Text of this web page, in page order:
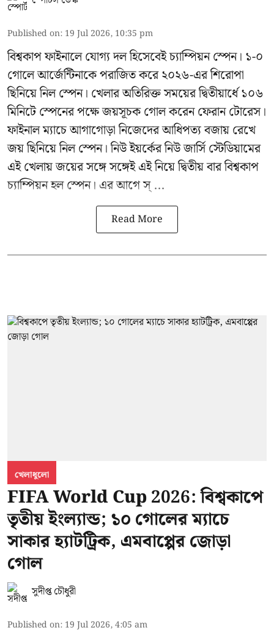
Published on: 19 Jul 2026, 10:35 pm
বিশ্বকাপ ফাইনালে যোগ্য দল হিসেবেই চ্যাম্পিয়ন স্পেন। ১-০
গোলে আর্জেন্টিনাকে পরাজিত করে ২০২৬-এর শিরোপা
ছিনিয়ে নিল স্পেন। খেলার অতিরিক্ত সময়ের দ্বিতীয়ার্ধে ১০৬
মিনিটে স্পেনের পক্ষে জয়সূচক গোল করেন ফেরান টোরেস।
ফাইনাল ম্যাচে আগাগোড়া নিজেদের আধিপত্য বজায় রেখে
জয় ছিনিয়ে নিল স্পেন। নিউ ইয়র্কের নিউ জার্সি স্টেডিয়ামের
এই খেলায় জয়ের সঙ্গে সঙ্গেই এই নিয়ে দ্বিতীয় বার বিশ্বকাপ
চ্যাম্পিয়ন হল স্পেন। এর আগে স্ ...
Read More
খেলাধুলো
FIFA World Cup 2026: বিশ্বকাপে
তৃতীয় ইংল্যান্ড; ১০ গোলের ম্যাচে
সাকার হ্যাটট্রিক, এমবাপ্পের জোড়া
গোল
সুদীপ্ত চৌধুরী
Published on: 19 Jul 2026, 4:05 am